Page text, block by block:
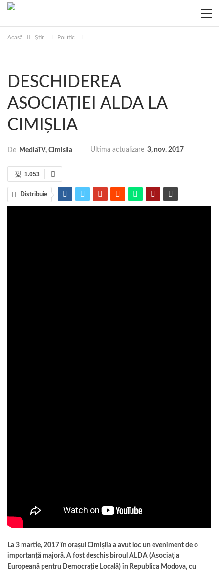
Acasă Știri Poilitic
DESCHIDEREA
ASOCIAȚIEI ALDA LA
CIMIȘLIA
De MediaTV, Cimislia Ultima actualizare 3, nov. 2017
1.053
Distribuie
La 3 martie, 2017 în oraşul Cimişlia a avut loc un eveniment de o
importanţă majoră. A fost deschis biroul ALDA (Asociația
Europeană pentru Democrație Locală) în Republica Modova, cu